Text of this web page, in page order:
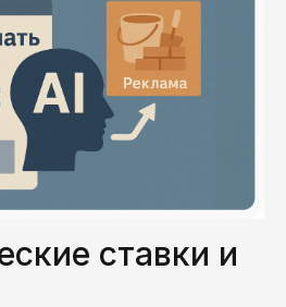
ставки и